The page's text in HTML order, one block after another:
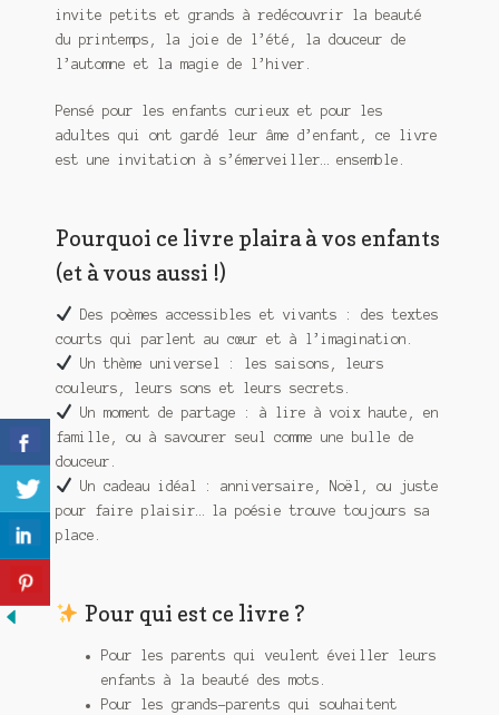
invite petits et grands à redécouvrir la beauté
du printemps, la joie de l’été, la douceur de
l’automne et la magie de l’hiver.
Pensé pour les enfants curieuxet pour les
adultes qui ont gardé leur âme d’enfant , ce livre
est une invitation à s’émerveiller… ensemble.
Pourquoi ce livre plaira à vos enfants
(et à vous aussi !)
Des poèmes accessibles et vivants : des textes
courts qui parlent au cœur et à l’imagination.
Un thème universel
: les saisons, leurs
couleurs, leurs sons et leurs secrets.
Un moment de partage : à lire à voix haute, en
famille, ou à savourer seul comme une bulle de
douceur.
Un cadeau idéal
: anniversaire, Noël, ou juste
pour faire plaisir… la poésie trouve toujours sa
place.
Pour qui est ce livre ?
Pour les parents qui veulent éveiller leurs
enfants à la beauté des mots.
Pour les grands-parents qui souhaitent